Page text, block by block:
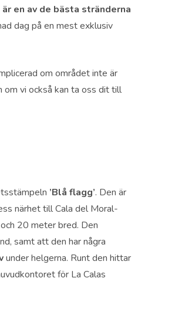
är en av de bästa stränderna
dag på en mest exklusiv
om området inte är
vi också kan ta oss dit till
’Blå flagg’. Den är
närhet till Cala del Moral-
20 meter bred. Den
samt att den har några
under helgerna. Runt den hittar
för La Calas